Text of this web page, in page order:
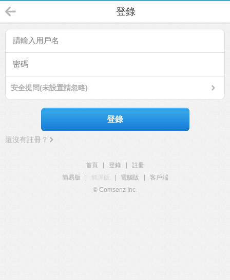
登錄
安全提問(未設置請忽略)
登錄
還沒有註冊？
首頁 登錄
註冊
簡易版
觸屏版 電腦版
客戶端
© Comsenz Inc.